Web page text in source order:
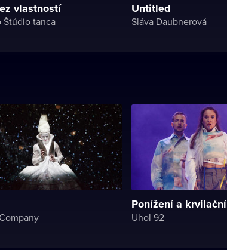
vlastností
Štúdio tanca
Untitled
Sláva Daubnerová
Ponížení a krvilační
Uhol 92